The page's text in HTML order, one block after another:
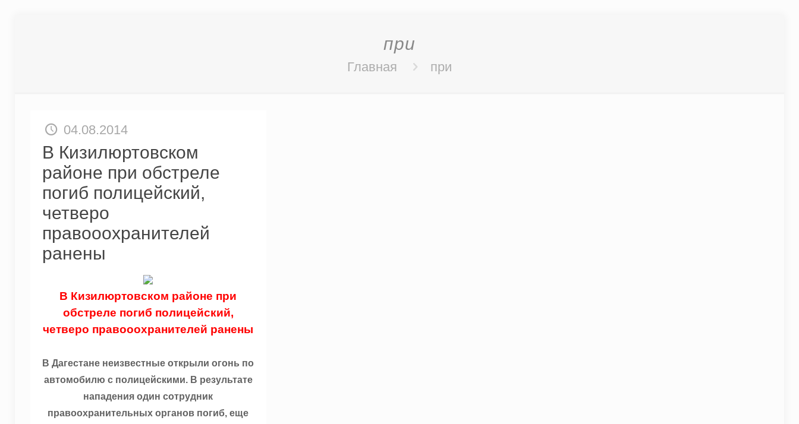
при
Главная при
04.08.2014
В Кизилюртовском
районе при обстреле
погиб полицейский,
четверо
правооохранителей
ранены
В Кизилюртовском районе при
обстреле погиб полицейский,
четверо правооохранителей ранены
В Дагестане неизвестные открыли огонь по
автомобилю с полицейскими. В результате
нападения один сотрудник
правоохранительных органов погиб, еще